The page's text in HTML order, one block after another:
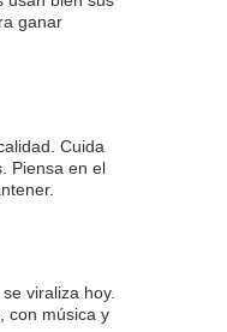
ganar
Cuida
Piensa en el
viraliza hoy.
con música y